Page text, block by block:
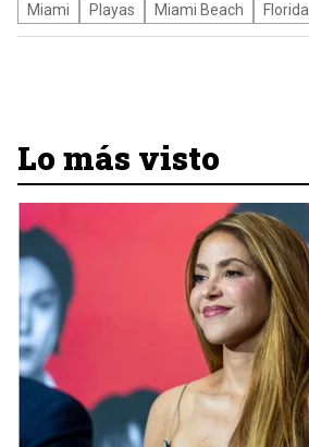
Miami Playas Miami Beach Florida
Lo más visto